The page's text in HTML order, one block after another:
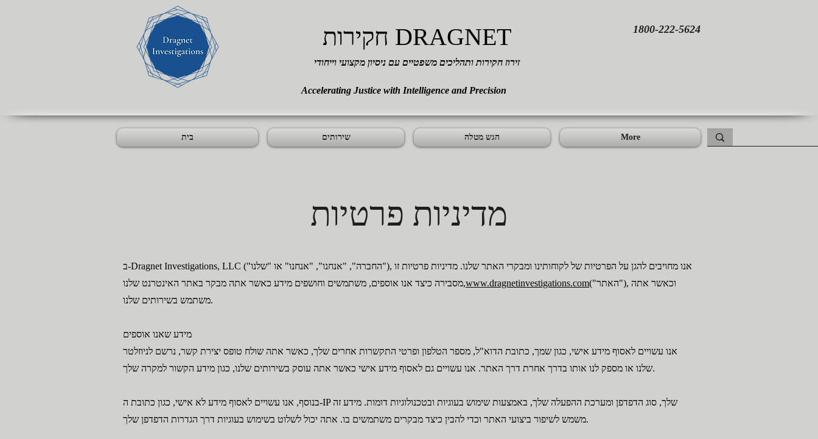
חקירות DRAGNET
זירוז חקירות ותהליכים משפטיים עם ניסיון מקצועי וייחודי
Accelerating Justice with Intelligence and Precision
1800-222-5624
בית שירותים הגש מטלה More
מדיניות פרטיות
ב-Dragnet Investigations, LLC ("החברה", "אנחנו", "אנחנו" או "שלנו"), אנו מחויבים להגן על הפרטיות של לקוחותינו ומבקרי האתר שלנו. מדיניות פרטיות זו
מסבירה כיצד אנו אוספים, משתמשים וחושפים מידע כאשר אתה מבקר באתר האינטרנט שלנו,www.dragnetinvestigations.com("האתר"), וכאשר אתה
משתמש בשירותים שלנו.
מידע שאנו אוספים
אנו עשויים לאסוף מידע אישי, כגון שמך, כתובת הדוא"ל, מספר הטלפון ופרטי התקשרות אחרים שלך, כאשר אתה שולח טופס יצירת קשר, נרשם לניוזלטר
שלנו או מספק לנו אותו בדרך אחרת דרך האתר. אנו עשויים גם לאסוף מידע אישי כאשר אתה עוסק בשירותים שלנו, כגון מידע הקשור למקרה שלך.
בנוסף, אנו עשויים לאסוף מידע לא אישי, כגון כתובת ה-IP שלך, סוג הדפדפן ומערכת ההפעלה שלך, באמצעות שימוש בעוגיות ובטכנולוגיות דומות. מידע זה
משמש לשיפור ביצועי האתר וכדי להבין כיצד מבקרים משתמשים בו. אתה יכול לשלוט בשימוש בעוגיות דרך הגדרות הדפדפן שלך.